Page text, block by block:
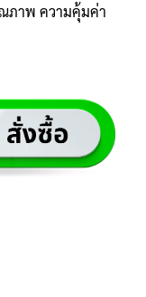
ภาพ ความคุ้มค่า